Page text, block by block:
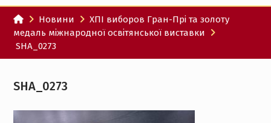
технологічного
партнерства
Новини
ХПІ виборов Гран-Прі та золоту
медаль міжнародної освітянської виставки
SHA_0273
SHA_0273